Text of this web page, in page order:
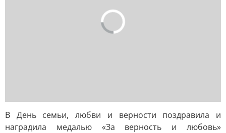
В День семьи, любви и верности поздравила и
наградила медалью «За верность и любовь»